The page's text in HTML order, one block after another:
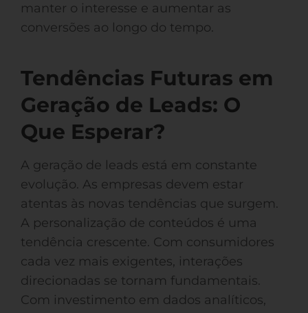
manter o interesse e aumentar as
conversões ao longo do tempo.
Tendências Futuras em
Geração de Leads: O
Que Esperar?
A geração de leads está em constante
evolução. As empresas devem estar
atentas às novas tendências que surgem.
A personalização de conteúdos é uma
tendência crescente. Com consumidores
cada vez mais exigentes, interações
direcionadas se tornam fundamentais.
Com investimento em dados analíticos,